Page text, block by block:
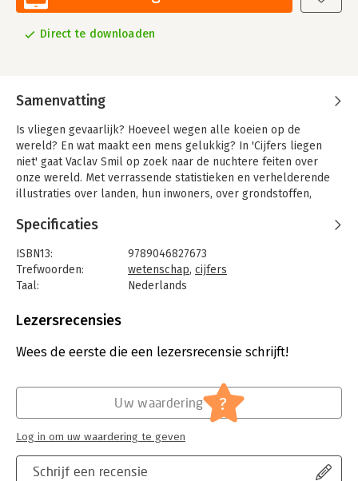
Direct te downloaden
Samenvatting
Is vliegen gevaarlijk? Hoeveel wegen alle koeien op de
wereld? En wat maakt een mens gelukkig? In 'Cijfers liegen
niet' gaat Vaclav Smil op zoek naar de nuchtere feiten over
onze wereld. Met verrassende statistieken en verhelderende
illustraties over landen, hun inwoners, over grondstoffen,
op de maatschappij.
Je komt te weten hoeveel mensen er nodig waren om de
Pyramide van Cheops te bouwen, waarom Nederlandse mannen
de langste ter wereld zijn en waarom elektrische auto's nog
Vaclav Smil laat zien dat feiten ertoe doen, en daagt je uit om
de cijfers in de juiste context te plaatsen. Want cijfers liegen
niet, maar welke waarheid brengen zij eigenlijk aan het licht?
'Vaclav Smil is een van mijn favoriete auteurs.' - Bill Gates
'Een van de belangrijkste mondiale denkers.' - Foreign Policy
'Vaclav Smil is een van de meest vooraanstaande denkers ter
wereld over de geschiedenis van innovatie en een meester in
de statistiek (...) Er is geen andere wetenschapper die zo
Specificaties
ISBN13:
9789046827673
Trefwoorden:
wetenschap, cijfers
Taal:
Nederlands
Beveiliging:
Aantal pagina's:
241
Verschijningsdatum:
7-1-2021
Hoofdrubriek:
Lezersrecensies
Wees de eerste die een lezersrecensie schrijft!
Schrijf een recensie
Uw waardering ?
Log in om uw waardering te geven